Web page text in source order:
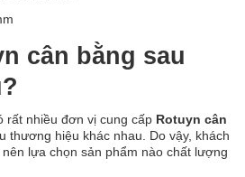
cân bằng sau
rất nhiều đơn vị cung cấp Rotuyn cân
thương hiệu khác nhau. Do vậy, khách
lựa chọn sản phẩm nào chất lượng